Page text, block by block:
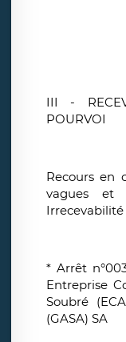
III -
POURVOI
Recours en
vagues
Irrecevabilité
* Arrêt
Entreprise
Soubré
(GASA) SA